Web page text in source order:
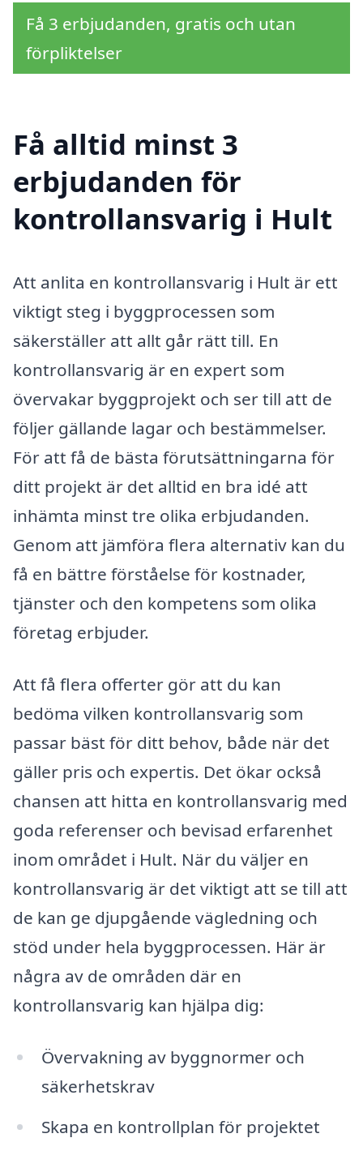
Få 3 erbjudanden, gratis och utan
förpliktelser
Få alltid minst 3
erbjudanden för
kontrollansvarig i Hult
Att anlita en kontrollansvarig i Hult är ett
viktigt steg i byggprocessen som
säkerställer att allt går rätt till. En
kontrollansvarig är en expert som
övervakar byggprojekt och ser till att de
följer gällande lagar och bestämmelser.
För att få de bästa förutsättningarna för
ditt projekt är det alltid en bra idé att
inhämta minst tre olika erbjudanden.
Genom att jämföra flera alternativ kan du
få en bättre förståelse för kostnader,
tjänster och den kompetens som olika
företag erbjuder.
Att få flera offerter gör att du kan
bedöma vilken kontrollansvarig som
passar bäst för ditt behov, både när det
gäller pris och expertis. Det ökar också
chansen att hitta en kontrollansvarig med
goda referenser och bevisad erfarenhet
inom området i Hult. När du väljer en
kontrollansvarig är det viktigt att se till att
de kan ge djupgående vägledning och
stöd under hela byggprocessen. Här är
några av de områden där en
kontrollansvarig kan hjälpa dig:
Övervakning av byggnormer och
säkerhetskrav
Skapa en kontrollplan för projektet